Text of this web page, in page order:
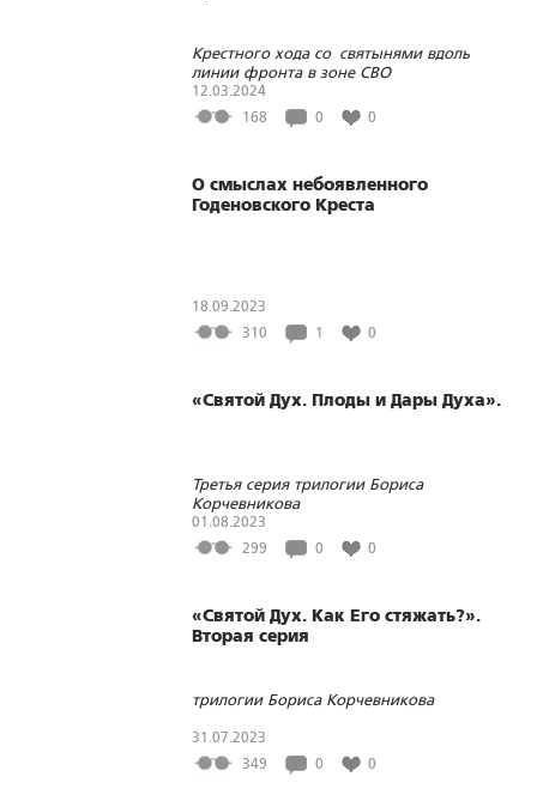
Крестного хода со святынями вдоль
линии фронта в зоне СВО
12.03.2024
168
0 0
О смыслах небоявленного
Годеновского Креста
18.09.2023
310
1 0
«Святой Дух. Плоды и Дары Духа».
Третья серия трилогии Бориса
Корчевникова
01.08.2023
299
0 0
«Святой Дух. Как Его стяжать?».
Вторая серия
трилогии Бориса Корчевникова
31.07.2023
349
0 0